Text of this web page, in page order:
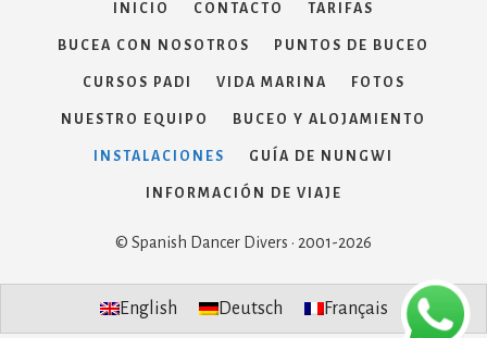
INICIO CONTACTO TARIFAS
BUCEA CON NOSOTROS PUNTOS DE BUCEO
CURSOS PADI VIDA MARINA FOTOS
NUESTRO EQUIPO BUCEO Y ALOJAMIENTO
INSTALACIONES GUÍA DE NUNGWI
INFORMACIÓN DE VIAJE
© Spanish Dancer Divers · 2001-2026
English Deutsch Français